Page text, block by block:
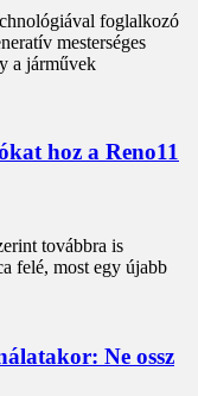
foglalkozó
mesterséges
a járművek
hoz a Reno11
továbbra is
felé, most egy újabb
Ne ossz